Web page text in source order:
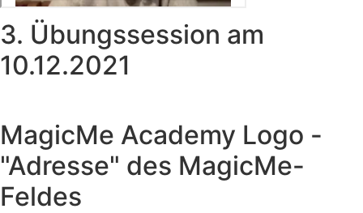
3. Übungssession am
10.12.2021
MagicMe Academy Logo -
"Adresse" des MagicMe-
Feldes